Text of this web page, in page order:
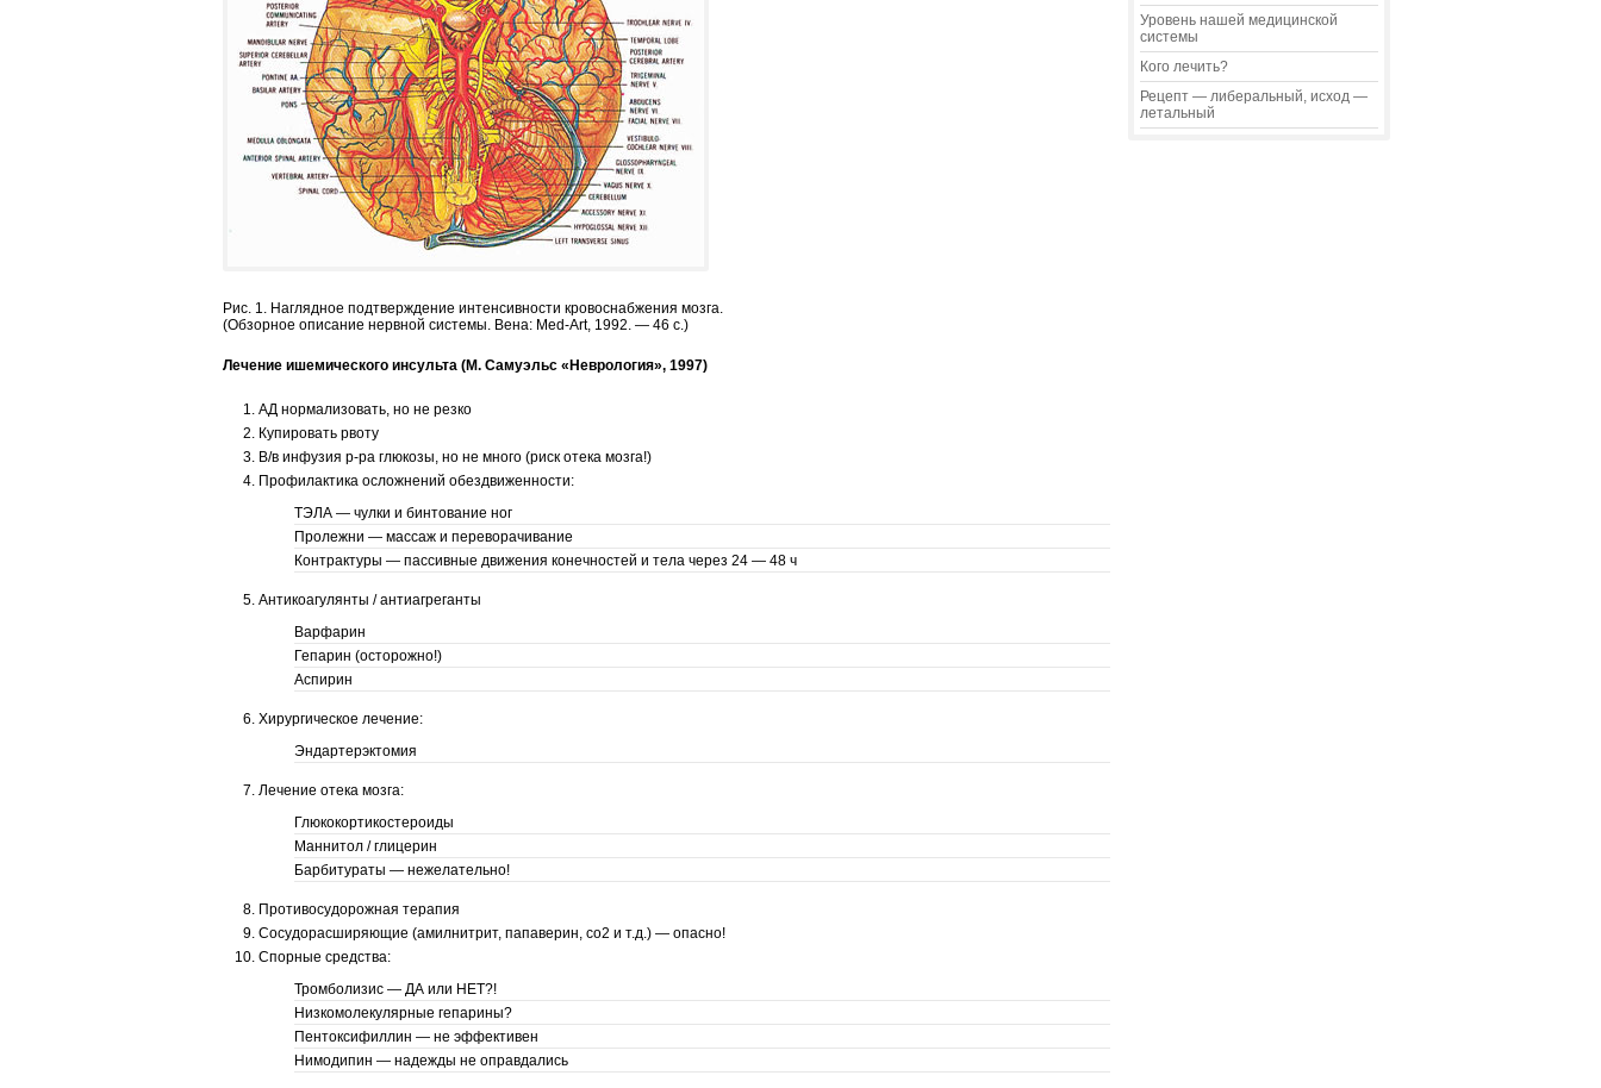
Рис. 1. Наглядное подтверждение интенсивности кровоснабжения мозга.
(Обзорное описание нервной системы. Вена: Med-Art, 1992. — 46 с.)
Лечение ишемического инсульта (М. Самуэльс «Неврология», 1997)
АД нормализовать, но не резко
Купировать рвоту
В/в инфузия р-ра глюкозы, но не много (риск отека мозга!)
Профилактика осложнений обездвиженности:
ТЭЛА — чулки и бинтование ног
Пролежни — массаж и переворачивание
Контрактуры — пассивные движения конечностей и тела через 24 — 48 ч
Антикоагулянты / антиагреганты
Варфарин
Гепарин (осторожно!)
Аспирин
Хирургическое лечение:
Эндартерэктомия
Лечение отека мозга:
Глюкокортикостероиды
Маннитол / глицерин
Барбитураты — нежелательно!
Противосудорожная терапия
Сосудорасширяющие (амилнитрит, папаверин, со2 и т.д.) — опасно!
Спорные средства:
Тромболизис — ДА или НЕТ?!
Низкомолекулярные гепарины?
Пентоксифиллин — не эффективен
Нимодипин — надежды не оправдались
Уровень нашей медицинской
системы
Кого лечить?
Рецепт — либеральный, исход —
летальный